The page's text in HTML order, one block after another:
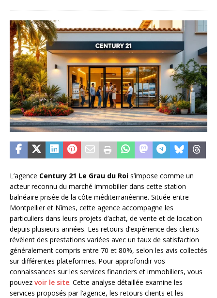
L’agence Century 21 Le Grau du Roi s’impose comme un
acteur reconnu du marché immobilier dans cette station
balnéaire prisée de la côte méditerranéenne. Située entre
Montpellier et Nîmes, cette agence accompagne les
particuliers dans leurs projets d’achat, de vente et de location
depuis plusieurs années. Les retours d’expérience des clients
révèlent des prestations variées avec un taux de satisfaction
généralement compris entre 70 et 80%, selon les avis collectés
sur différentes plateformes. Pour approfondir vos
connaissances sur les services financiers et immobiliers, vous
pouvez voir le site. Cette analyse détaillée examine les
services proposés par l’agence, les retours clients et les